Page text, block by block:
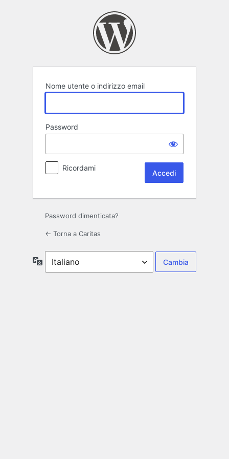
Nome utente o indirizzo email
Password
Ricordami
Password dimenticata?
← Torna a Caritas
Lingua